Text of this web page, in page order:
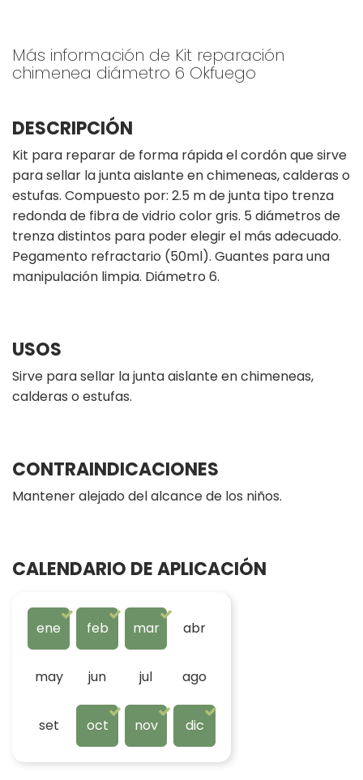
Más información de Kit reparación
chimenea diámetro 6 Okfuego
DESCRIPCIÓN
Kit para reparar de forma rápida el cordón que sirve
para sellar la junta aislante en chimeneas, calderas o
estufas. Compuesto por: 2.5 m de junta tipo trenza
redonda de fibra de vidrio color gris. 5 diámetros de
trenza distintos para poder elegir el más adecuado.
Pegamento refractario (50ml). Guantes para una
manipulación limpia. Diámetro 6.
USOS
Sirve para sellar la junta aislante en chimeneas,
calderas o estufas.
CONTRAINDICACIONES
Mantener alejado del alcance de los niños.
CALENDARIO DE APLICACIÓN
ene feb mar abr
may jun jul ago
set oct nov dic